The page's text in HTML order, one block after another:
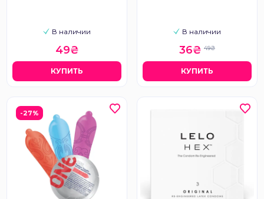
В наличии
49₴
КУПИТЬ
В наличии
36₴ 49₴
КУПИТЬ
-27%